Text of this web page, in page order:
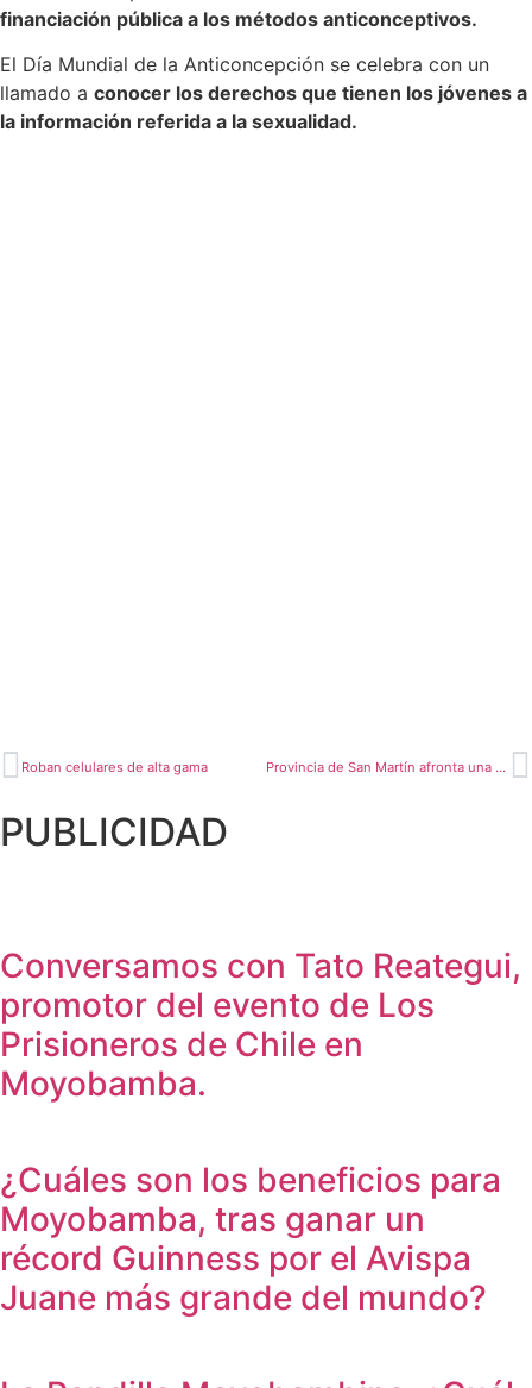
financiación pública a los métodos anticonceptivos.
El Día Mundial de la Anticoncepción se celebra con un
llamado a conocer los derechos que tienen los jóvenes a
la información referida a la sexualidad.
Roban celulares de alta gama Provincia de San Martín afronta una fuerte ola de calor que preocupa a la población
PUBLICIDAD
Conversamos con Tato Reategui,
promotor del evento de Los
Prisioneros de Chile en
Moyobamba.
¿Cuáles son los beneficios para
Moyobamba, tras ganar un
récord Guinness por el Avispa
Juane más grande del mundo?